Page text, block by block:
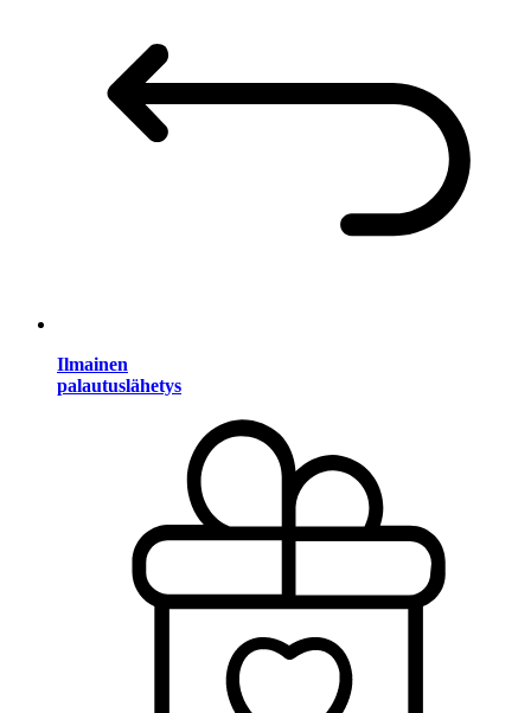
Ilmainen
palautuslähetys